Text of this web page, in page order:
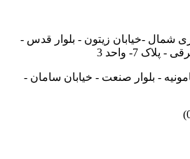
شمال -خیابان زیتون - بلوار قدس -
7- واحد 3
- بلوار صنعت - خیابان سامان -